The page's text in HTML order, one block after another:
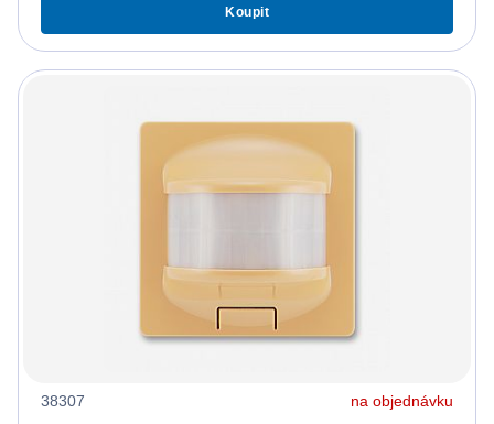
Koupit
38307 na objednávku